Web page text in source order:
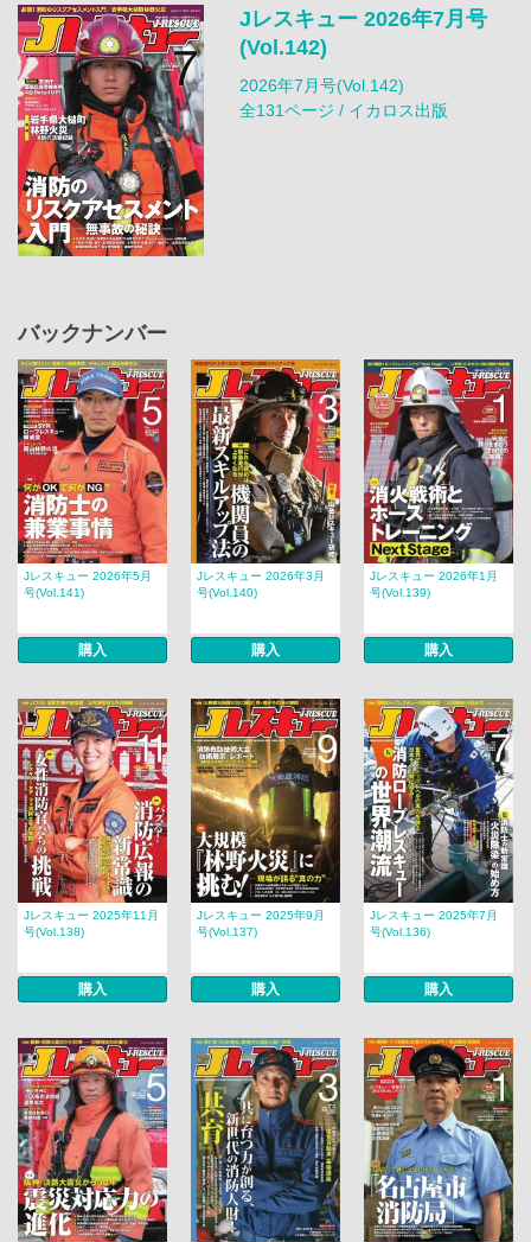
Jレスキュー 2026年7月号
(Vol.142)
2026年7月号(Vol.142)
全131ページ / イカロス出版
バックナンバー
Jレスキュー 2026年5月
号(Vol.141)
購入
Jレスキュー 2026年3月
号(Vol.140)
購入
Jレスキュー 2026年1月
号(Vol.139)
購入
Jレスキュー 2025年11月
号(Vol.138)
購入
Jレスキュー 2025年9月
号(Vol.137)
購入
Jレスキュー 2025年7月
号(Vol.136)
購入